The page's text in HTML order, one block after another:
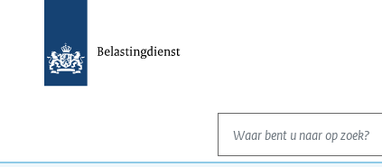
Waar bent u naar op